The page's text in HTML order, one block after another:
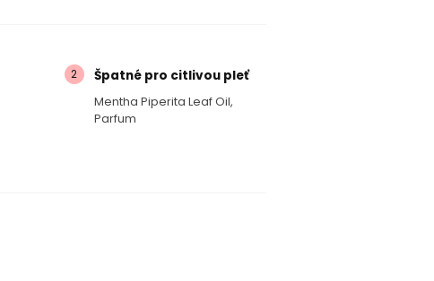
2 Špatné pro citlivou pleť
Mentha Piperita Leaf Oil,
Parfum